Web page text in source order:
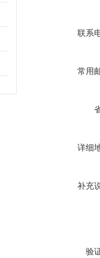
联系
常用
详细
补充
验